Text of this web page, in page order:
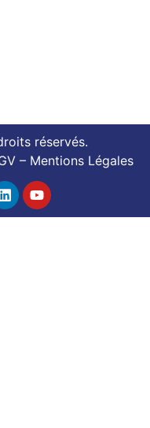
réservés.
– Mentions Légales